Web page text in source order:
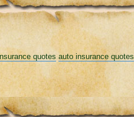
quotes auto insurance quotes